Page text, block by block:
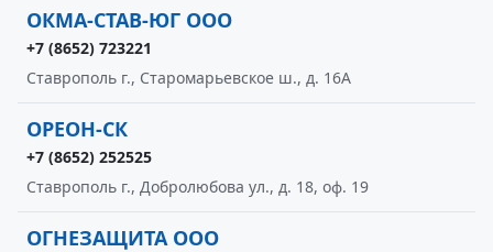
ОКМА-СТАВ-ЮГ ООО
+7 (8652) 723221
Ставрополь г., Старомарьевское ш., д. 16А
ОРЕОН-СК
+7 (8652) 252525
Ставрополь г., Добролюбова ул., д. 18, оф. 19
ОГНЕЗАЩИТА ООО